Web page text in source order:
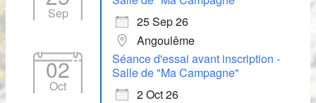
Sep
25 Sep 26
Angoulême
02
Oct
Séance d'essai avant inscription -
Salle de "Ma Campagne"
2 Oct 26